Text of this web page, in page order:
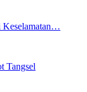
Keselamatan…
Tangsel